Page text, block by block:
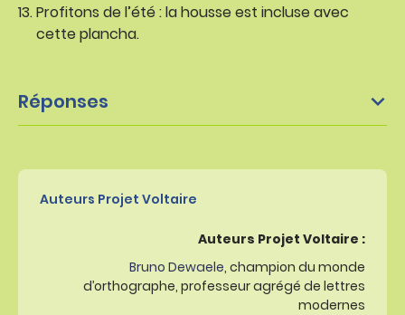
Profitons de l’été : la housse est incluse avec
cette plancha.
Réponses
Auteurs Projet Voltaire
Auteurs Projet Voltaire :
Bruno Dewaele, champion du monde
d’orthographe, professeur agrégé de lettres
modernes